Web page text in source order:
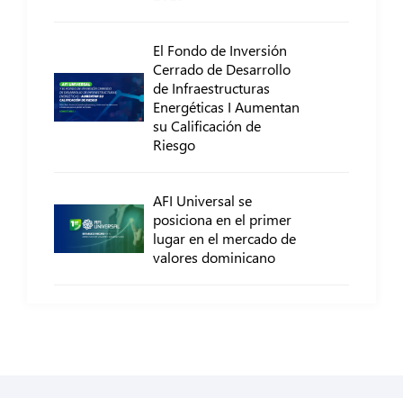
El Fondo de Inversión
Cerrado de Desarrollo
de Infraestructuras
Energéticas I Aumentan
su Calificación de
Riesgo
AFI Universal se
posiciona en el primer
lugar en el mercado de
valores dominicano